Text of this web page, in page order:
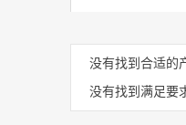
没有找到合适的
没有找到满足要